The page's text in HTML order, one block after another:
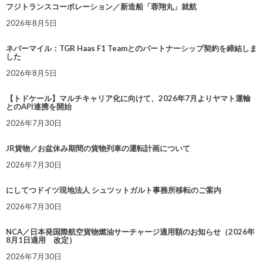
フジトランスコーポレーション／新造船「蓉翔丸」就航
2026年8月5日
ネバーマイル：TGR Haas F1 Teamとのパートナーシップ契約を締結しま
した
2026年8月5日
【トドケール】マルチキャリア化に向けて、2026年7月よりヤマト運輸
とのAPI連携を開始
2026年7月30日
JR貨物／お盆休み期間の貨物列車の運転計画について
2026年7月30日
にしてつドイツ現地法人 シュツットガルト事務所移転のご案内
2026年7月30日
NCA／日本発国際航空貨物燃油サーチャージ適用額のお知らせ（2026年
8月1日適用 改定）
2026年7月30日